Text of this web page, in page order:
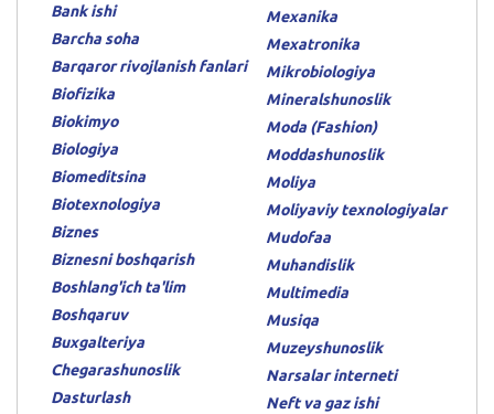
Bank ishi
Barcha soha
Barqaror rivojlanish fanlari
Biofizika
Biokimyo
Biologiya
Biomeditsina
Biotexnologiya
Biznes
Biznesni boshqarish
Boshlang'ich ta'lim
Boshqaruv
Buxgalteriya
Chegarashunoslik
Dasturlash
Mexanika
Mexatronika
Mikrobiologiya
Mineralshunoslik
Moda (Fashion)
Moddashunoslik
Moliya
Moliyaviy texnologiyalar
Mudofaa
Muhandislik
Multimedia
Musiqa
Muzeyshunoslik
Narsalar interneti
Neft va gaz ishi